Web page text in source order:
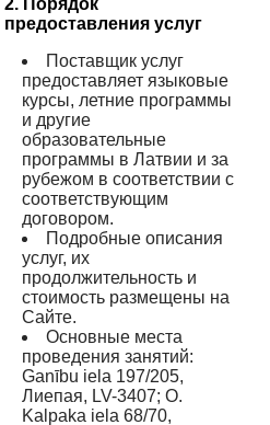
2. Порядок
предоставления услуг
Поставщик услуг
предоставляет языковые
курсы, летние программы
и другие
образовательные
программы в Латвии и за
рубежом в соответствии с
соответствующим
договором.
Подробные описания
услуг, их
продолжительность и
стоимость размещены на
Сайте.
Основные места
проведения занятий:
Ganību iela 197/205,
Лиепая, LV-3407; O.
Kalpaka iela 68/70,